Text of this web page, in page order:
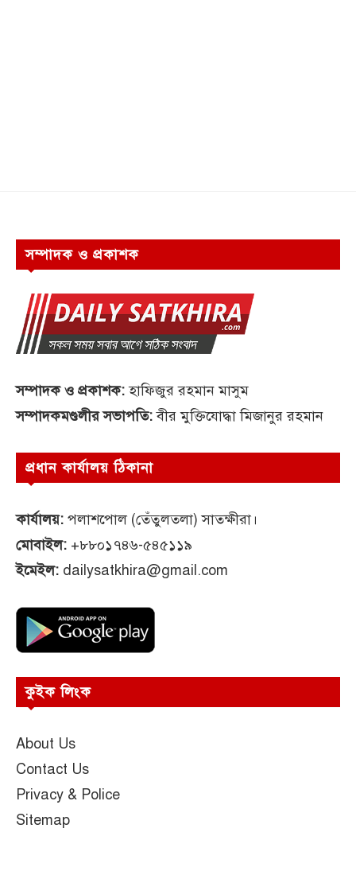
সম্পাদক ও প্রকাশক
সম্পাদক ও প্রকাশক:হাফিজুর রহমান মাসুম
সম্পাদকমণ্ডলীর সভাপতি:বীর মুক্তিযোদ্ধা মিজানুর রহমান
প্রধান কার্যালয় ঠিকানা
কার্যালয়: পলাশপোল (তেঁতুলতলা) সাতক্ষীরা।
মোবাইল: +৮৮০১৭৪৬-৫৪৫১১৯
ইমেইল: dailysatkhira@gmail.com
কুইক লিংক
About Us
Contact Us
Privacy & Police
Sitemap